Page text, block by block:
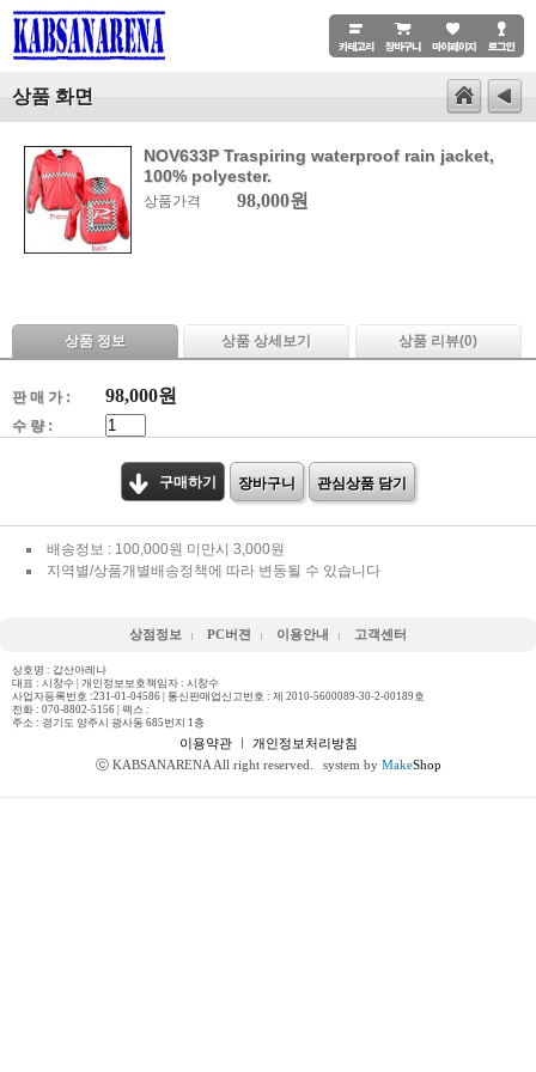
상품 화면
NOV633P Traspiring waterproof rain jacket,
100% polyester.
상품가격 98,000원
상품 정보 상품 상세보기 상품 리뷰(0)
판 매 가 : 98,000원
수 량 :
구매하기 장바구니 관심상품 담기
배송정보 : 100,000원 미만시 3,000원
지역별/상품개별배송정책에 따라 변동될 수 있습니다
상점정보 PC버젼 이용안내 고객센터
상호명 : 갑산아레나
대표 : 시창수 | 개인정보보호책임자 : 시창수
사업자등록번호 :231-01-04586 | 통신판매업신고번호 : 제 2010-5600089-30-2-00189호
전화 : 070-8802-5156 | 팩스 :
주소 : 경기도 양주시 광사동 685번지 1층
이용약관ㅣ 개인정보처리방침
ⓒ KABSANARENA All right reserved.
system by MakeShop